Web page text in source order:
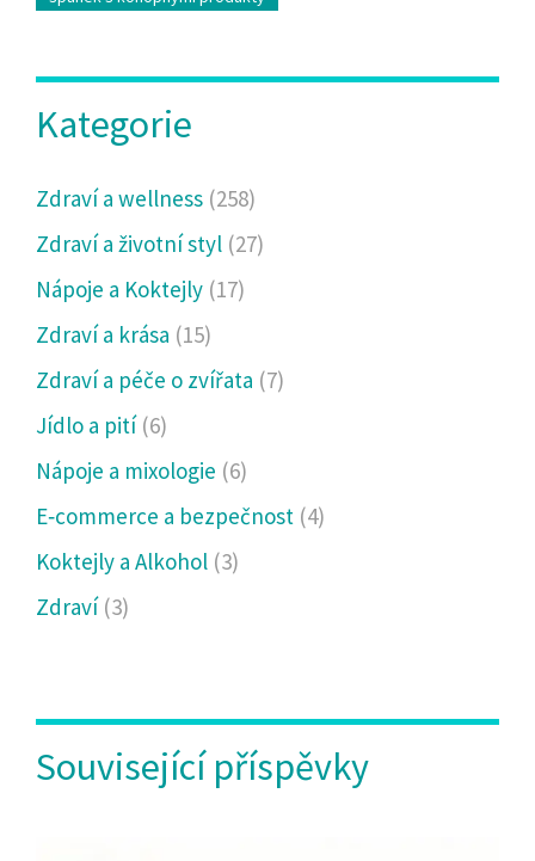
Kategorie
Zdraví a wellness (258)
Zdraví a životní styl (27)
Nápoje a Koktejly (17)
Zdraví a krása (15)
Zdraví a péče o zvířata (7)
Jídlo a pití (6)
Nápoje a mixologie (6)
E‑commerce a bezpečnost (4)
Koktejly a Alkohol (3)
Zdraví (3)
Související příspěvky